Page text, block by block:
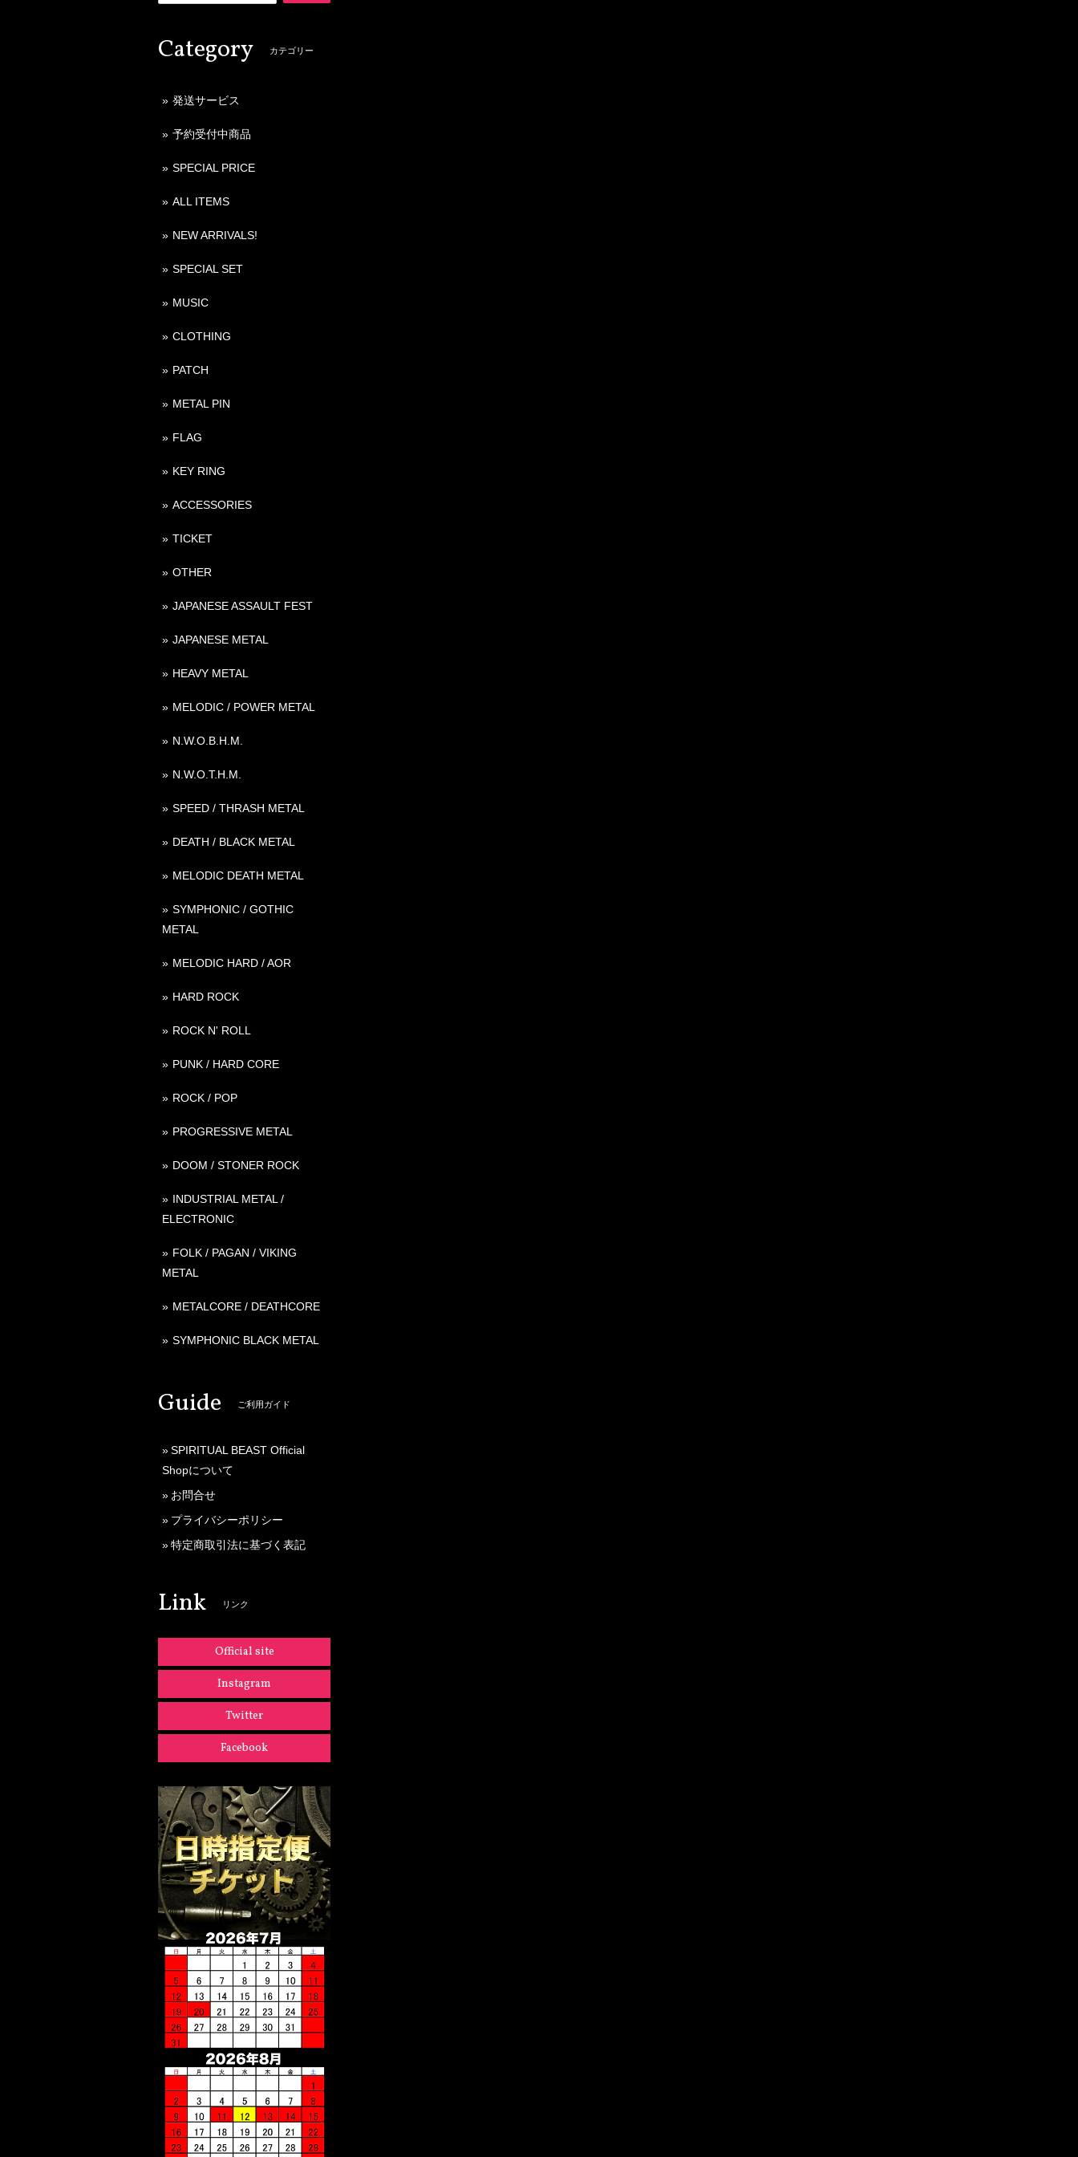
Category カテゴリー
発送サービス
予約受付中商品
SPECIAL PRICE
ALL ITEMS
NEW ARRIVALS!
SPECIAL SET
MUSIC
CLOTHING
PATCH
METAL PIN
FLAG
KEY RING
ACCESSORIES
TICKET
OTHER
JAPANESE ASSAULT FEST
JAPANESE METAL
HEAVY METAL
MELODIC / POWER METAL
N.W.O.B.H.M.
N.W.O.T.H.M.
SPEED / THRASH METAL
DEATH / BLACK METAL
MELODIC DEATH METAL
SYMPHONIC / GOTHIC
METAL
MELODIC HARD / AOR
HARD ROCK
ROCK N' ROLL
PUNK / HARD CORE
ROCK / POP
PROGRESSIVE METAL
DOOM / STONER ROCK
INDUSTRIAL METAL /
ELECTRONIC
FOLK / PAGAN / VIKING
METAL
METALCORE / DEATHCORE
SYMPHONIC BLACK METAL
Guide ご利用ガイド
SPIRITUAL BEAST Official
Shopについて
お問合せ
プライバシーポリシー
特定商取引法に基づく表記
Link リンク
Official site
Instagram
Twitter
Facebook